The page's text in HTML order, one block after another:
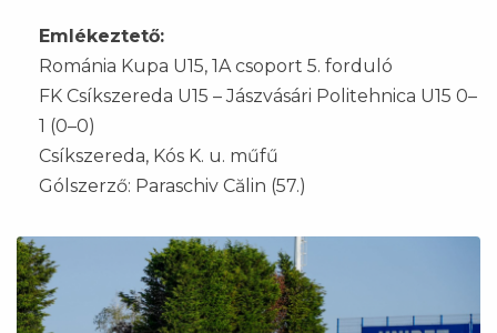
Emlékeztető:
Románia Kupa U15, 1A csoport 5. forduló
FK Csíkszereda U15 – Jászvásári Politehnica U15 0–
1 (0–0)
Csíkszereda, Kós K. u. műfű
Gólszerző: Paraschiv Călin (57.)